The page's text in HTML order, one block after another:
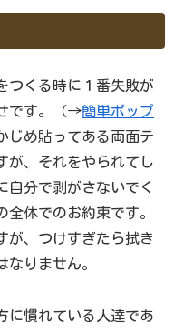
つくる時に１番失敗が
です。（→簡単ポップ
じめ貼ってある両面テ
が、それをやられてし
自分で剥がさないでく
体でのお約束です。
が、つけすぎたら拭き
なりません。
に慣れている人達であ